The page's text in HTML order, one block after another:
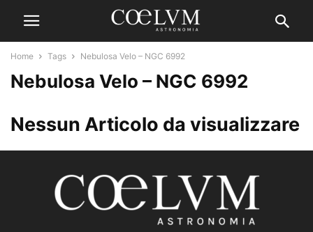
Home Tags Nebulosa Velo – NGC 6992
Nebulosa Velo – NGC 6992
Nessun Articolo da visualizzare